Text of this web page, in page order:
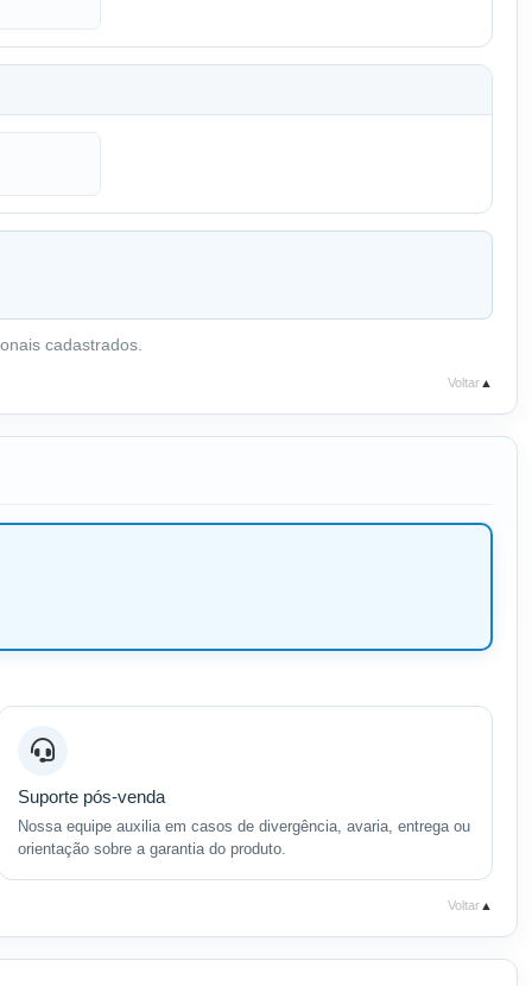
cadastrados.
Voltar ▲
Suporte pós-venda
Nossa equipe auxilia em casos de divergência, avaria, entrega ou
orientação sobre a garantia do produto.
Voltar ▲